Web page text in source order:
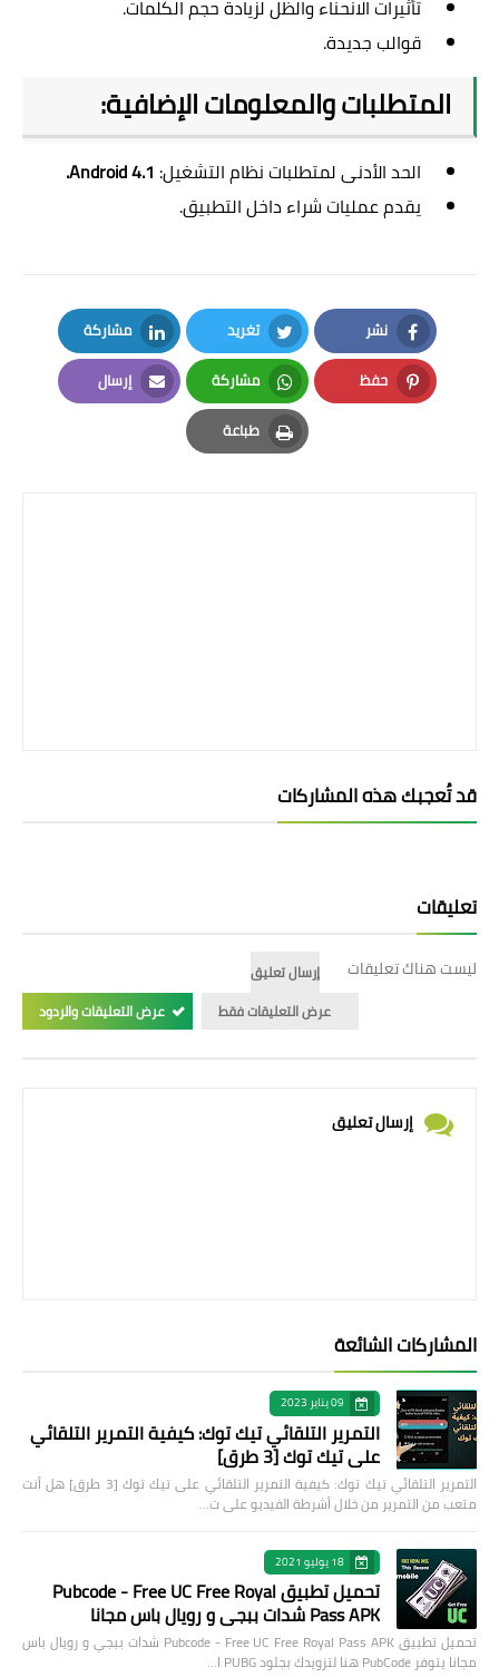
تأثيرات الانحناء والظل لزيادة حجم الكلمات.
قوالب جديدة.
المتطلبات والمعلومات الإضافية:
الحد الأدنى لمتطلبات نظام التشغيل: Android 4.1.
يقدم عمليات شراء داخل التطبيق.
نشر
Facebook
تغريد
Twitter
مشاركة
LinkedIn
حفظ
Pinterest
مشاركة
Whatsapp
إرسال
Email
طباعة
Print
قد تُعجبك هذه المشاركات
تعليقات
ليست هناك تعليقات
إرسال تعليق
عرض التعليقات فقط
عرض التعليقات والردود
إرسال تعليق
المشاركات الشائعة
09 يناير 2023
التمرير التلقائي تيك توك: كيفية التمرير التلقائي
على تيك توك [3 طرق]
التمرير التلقائي تيك توك: كيفية التمرير التلقائي على تيك توك [3 طرق] هل أنت
متعب من التمرير من خلال أشرطة الفيديو على ت…
18 يوليو 2021
تحميل تطبيق Pubcode - Free UC Free Royal
Pass APK شدات ببجي و رويال باس مجانا
تحميل تطبيق Pubcode - Free UC Free Royal Pass APK شدات ببجي و رويال باس
مجانا يتوفر PubCode هنا لتزويدك بجلود PUBG ا…